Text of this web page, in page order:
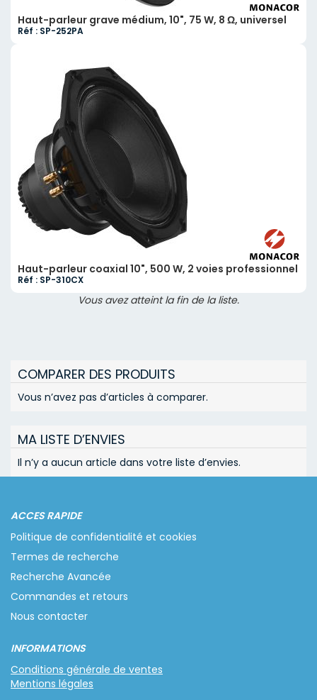
Haut-parleur grave médium, 10", 75 W, 8 Ω, universel
Réf : SP-252PA
Haut-parleur coaxial 10", 500 W, 2 voies professionnel
Réf : SP-310CX
Vous avez atteint la fin de la liste.
COMPARER DES PRODUITS
Vous n’avez pas d’articles à comparer.
MA LISTE D’ENVIES
Il n’y a aucun article dans votre liste d’envies.
ACCES RAPIDE
Politique de confidentialité et cookies
Termes de recherche
Recherche Avancée
Commandes et retours
Nous contacter
INFORMATIONS
Conditions générale de ventes
Mentions légales